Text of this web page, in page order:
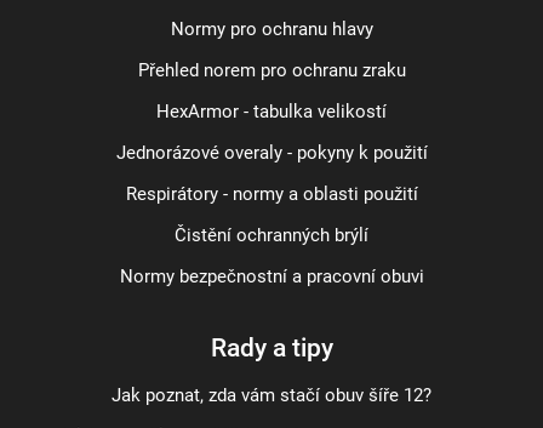
Normy pro ochranu hlavy
Přehled norem pro ochranu zraku
HexArmor - tabulka velikostí
Jednorázové overaly - pokyny k použití
Respirátory - normy a oblasti použití
Čistění ochranných brýlí
Normy bezpečnostní a pracovní obuvi
Rady a tipy
Jak poznat, zda vám stačí obuv šíře 12?